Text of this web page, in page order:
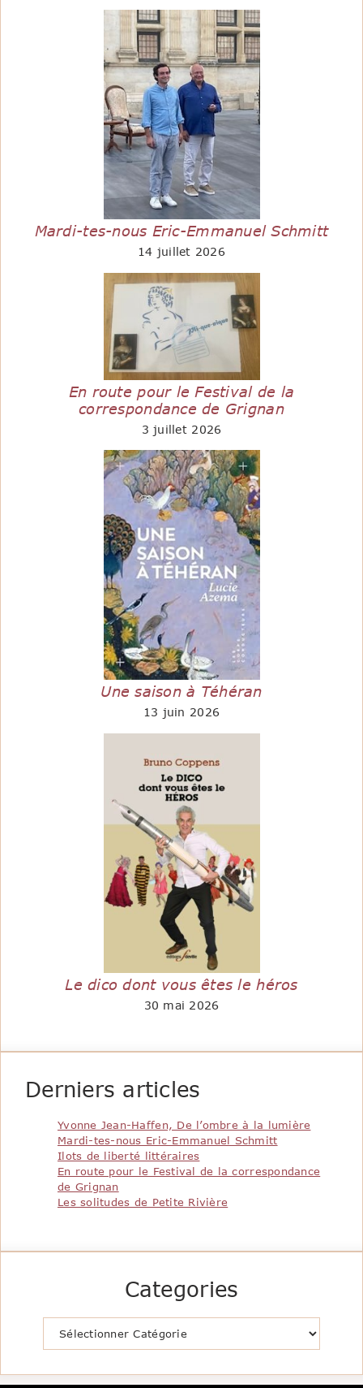
Mardi-tes-nous Eric-Emmanuel Schmitt
14 juillet 2026
En route pour le Festival de la
correspondance de Grignan
3 juillet 2026
Une saison à Téhéran
13 juin 2026
Le dico dont vous êtes le héros
30 mai 2026
Derniers articles
Yvonne Jean-Haffen, De l’ombre à la lumière
Mardi-tes-nous Eric-Emmanuel Schmitt
Ilots de liberté littéraires
En route pour le Festival de la correspondance
de Grignan
Les solitudes de Petite Rivière
Categories